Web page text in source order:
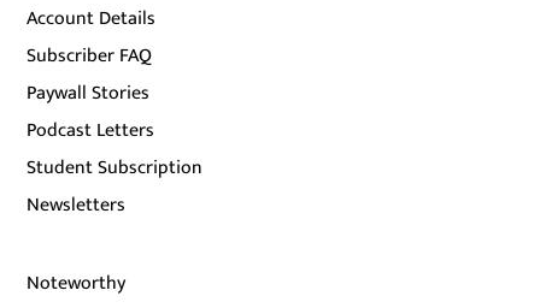
Account Details
Subscriber FAQ
Paywall Stories
Podcast Letters
Student Subscription
Newsletters
Noteworthy